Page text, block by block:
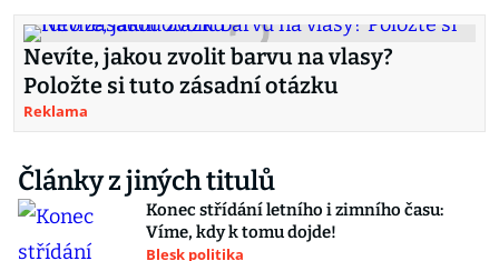
Nevíte, jakou zvolit barvu na vlasy?
Položte si tuto zásadní otázku
Reklama
Články z jiných titulů
Konec střídání letního i zimního času:
Víme, kdy k tomu dojde!
Blesk politika